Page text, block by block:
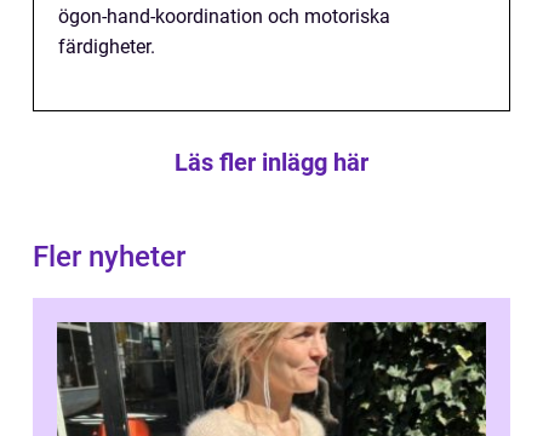
ögon-hand-koordination och motoriska
färdigheter.
Läs fler inlägg här
Fler nyheter